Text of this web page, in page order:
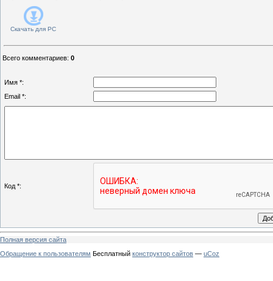
Скачать для PC
Всего комментариев: 0
Имя *:
Email *:
Код *:
Полная версия сайта
Обращение к пользователям Бесплатный конструктор сайтов — uCoz